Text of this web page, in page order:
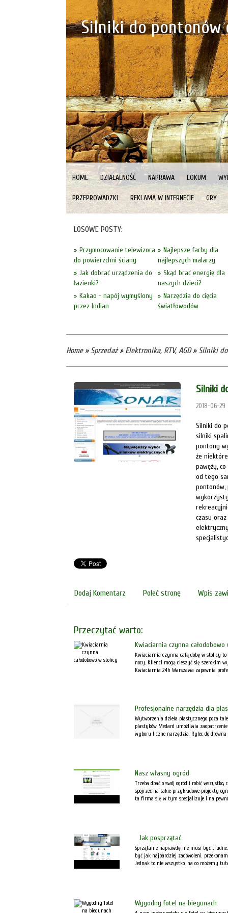
HOME DZIAŁALNOŚĆ NAPRAWA LOKUM
PRZEPROWADZKI REKLAMA W INTERNECIE GRY
Silniki do pontonów
LOSOWE POSTY:
Najlepsze farby dla
najlepszych malarzy
Przymocowanie telewizora
do powierzchni ściany
Skąd brać energię dla
naszych dzieci?
Jak dobrać urządzenia do
łazienki?
Narzędzia do cięcia
światłowodów
Kakao - napój wymyślony
przez Indian
Home» Sprzedaż» Elektronika, RTV, AGD» Silniki
Silniki
2018-06-29
Silniki do
silniki
pontony
że
pawęży,
od tego
pontonów,
czasu
Dodaj Komentarz Poleć stronę Wpis
Przeczytać warto:
Kwiaciarnia czynna
Kwiaciarnia czynna całą dobę w stolicy
nocy. Klienci mogą cieszyć się szerokim
Kwiaciarnia 24h Warszawa zapewnia
Profesjonalne narzędzia dla
Wytworzenia dzieła plastycznego poza
plastyków Medard umożliwia
wyboru liczne narzędzia. Rylec do drewna
Nasz własny ogród
Trzeba dbać o swój ogród i robić
spojrzeć na takie przykładowe projekty
ta firma się w tym specjalizuje i na
Jak posprzątać
Sprzątanie naprawdę nie musi być
być jak najbardziej zadowoleni.
Jednak to nie wszystko, na co możemy
Wygodny fotel na biegunach